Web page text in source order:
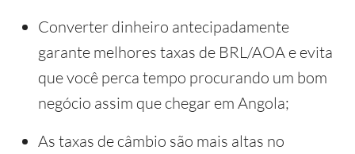
Converter dinheiro antecipadamente
garante melhores taxas de BRL/AOA e evita
que você perca tempo procurando um bom
negócio assim que chegar em Angola;
As taxas de câmbio são mais altas no